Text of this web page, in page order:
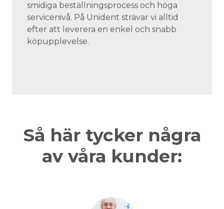
smidiga beställningsprocess och höga
servicenivå. På Unident strävar vi alltid
efter att leverera en enkel och snabb
köpupplevelse.
Så här tycker några
av våra kunder: